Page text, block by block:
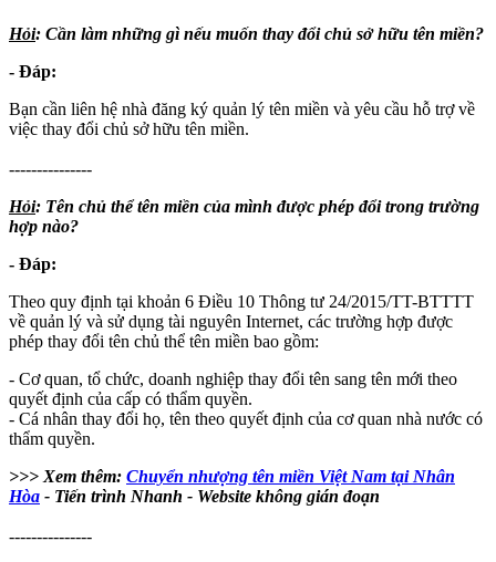
Hỏi: Cần làm những gì nếu muốn thay đổi chủ sở hữu tên miền?
- Đáp:
Bạn cần liên hệ nhà đăng ký quản lý tên miền và yêu cầu hỗ trợ về
việc thay đổi chủ sở hữu tên miền.
---------------
Hỏi: Tên chủ thể tên miền của mình được phép đổi trong trường
hợp nào?
- Đáp:
Theo quy định tại khoản 6 Điều 10 Thông tư 24/2015/TT-BTTTT
về quản lý và sử dụng tài nguyên Internet, các trường hợp được
phép thay đổi tên chủ thể tên miền bao gồm:
- Cơ quan, tổ chức, doanh nghiệp thay đổi tên sang tên mới theo
quyết định của cấp có thẩm quyền.
- Cá nhân thay đổi họ, tên theo quyết định của cơ quan nhà nước có
thẩm quyền.
>>> Xem thêm: Chuyển nhượng tên miền Việt Nam tại Nhân
Hòa - Tiến trình Nhanh - Website không gián đoạn
---------------